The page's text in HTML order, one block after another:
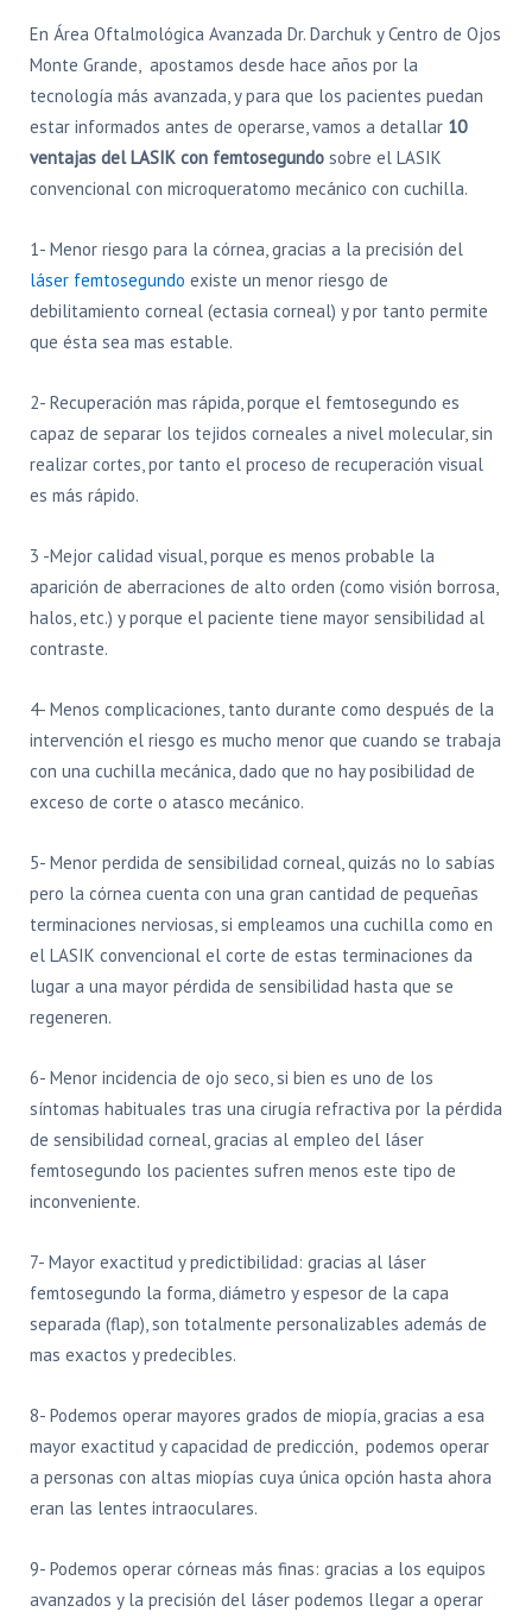
En Área Oftalmológica Avanzada Dr. Darchuk y Centro de Ojos
Monte Grande, apostamos desde hace años por la
tecnología más avanzada, y para que los pacientes puedan
estar informados antes de operarse, vamos a detallar 10
ventajas del LASIK con femtosegundo sobre el LASIK
convencional con microqueratomo mecánico con cuchilla.
1- Menor riesgo para la córnea, gracias a la precisión del
láser femtosegundo existe un menor riesgo de
debilitamiento corneal (ectasia corneal) y por tanto permite
que ésta sea mas estable.
2- Recuperación mas rápida, porque el femtosegundo es
capaz de separar los tejidos corneales a nivel molecular, sin
realizar cortes, por tanto el proceso de recuperación visual
es más rápido.
3 -Mejor calidad visual, porque es menos probable la
aparición de aberraciones de alto orden (como visión borrosa,
halos, etc.) y porque el paciente tiene mayor sensibilidad al
contraste.
4- Menos complicaciones, tanto durante como después de la
intervención el riesgo es mucho menor que cuando se trabaja
con una cuchilla mecánica, dado que no hay posibilidad de
exceso de corte o atasco mecánico.
5- Menor perdida de sensibilidad corneal, quizás no lo sabías
pero la córnea cuenta con una gran cantidad de pequeñas
terminaciones nerviosas, si empleamos una cuchilla como en
el LASIK convencional el corte de estas terminaciones da
lugar a una mayor pérdida de sensibilidad hasta que se
regeneren.
6- Menor incidencia de ojo seco, si bien es uno de los
síntomas habituales tras una cirugía refractiva por la pérdida
de sensibilidad corneal, gracias al empleo del láser
femtosegundo los pacientes sufren menos este tipo de
inconveniente.
7- Mayor exactitud y predictibilidad: gracias al láser
femtosegundo la forma, diámetro y espesor de la capa
separada (flap), son totalmente personalizables además de
mas exactos y predecibles.
8- Podemos operar mayores grados de miopía, gracias a esa
mayor exactitud y capacidad de predicción, podemos operar
a personas con altas miopías cuya única opción hasta ahora
eran las lentes intraoculares.
9- Podemos operar córneas más finas: gracias a los equipos
avanzados y la precisión del láser podemos llegar a operar